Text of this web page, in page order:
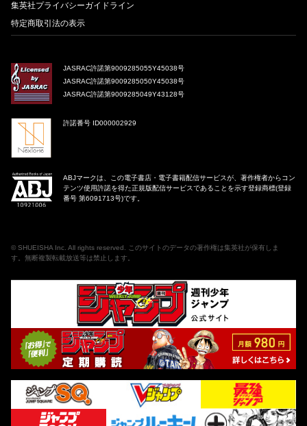
集英社プライバシーガイドライン
特定商取引法の表示
JASRAC許諾第9009285055Y45038号
JASRAC許諾第9009285050Y45038号
JASRAC許諾第9009285049Y43128号
許諾番号 ID000002929
ABJマークは、この電子書店・電子書籍配信サービスが、著作権者からコン
テンツ使用許諾を得た正規版配信サービスであることを示す登録商標(登録
番号 第6091713号)です。
© SHUEISHA Inc . All rights reserved. このサイトのデータの著作権は集英社が保有しま
す。無断複製転載放送等は禁止します。